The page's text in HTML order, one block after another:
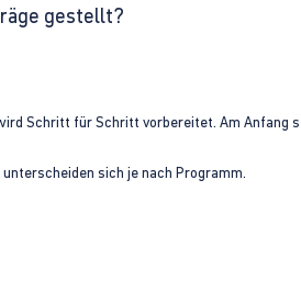
gestellt?
Schritt für Schritt vorbereitet. Am Anfang
sich je nach Programm.